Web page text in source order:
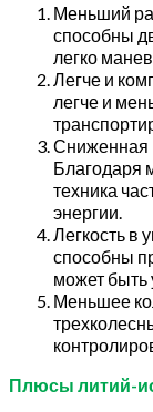
Меньший
способны
легко
Легче и
легче и
Сниженная
Благодаря
техника
энергии.
Легкость в
способны
может быть
Меньшее
Плюсы литий-